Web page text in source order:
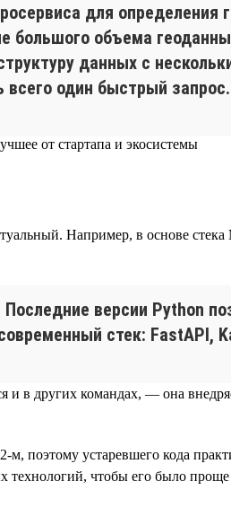
для определения
большого объема
данных с
всего один быстрый запрос.
Например, в основе
версии Python
стек: FastAPI,
и в других командах, — она
поэтому устаревшего кода
чтобы его было